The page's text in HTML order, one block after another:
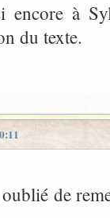
encore à
du texte.
de